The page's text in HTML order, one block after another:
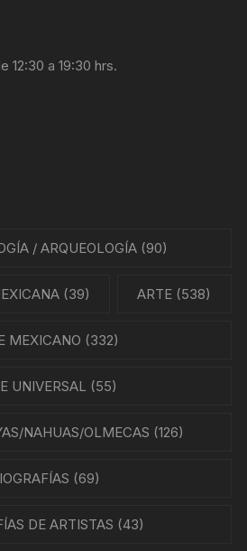
12:30 a 19:30 hrs.
/ ARQUEOLOGÍA(90)
(39) ARTE (538)
MEXICANO (332)
UNIVERSAL (55)
NAHUAS/OLMECAS (126)
(69)
DE ARTISTAS (43)